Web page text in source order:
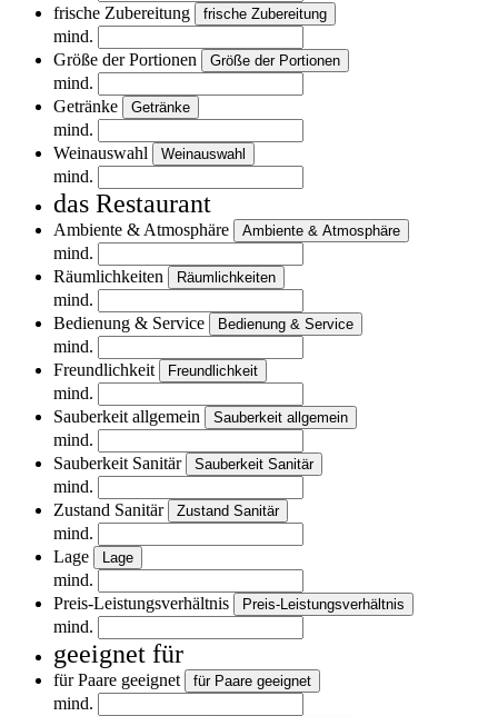
frische Zubereitung
frische Zubereitung
mind.
Größe der Portionen
Größe der Portionen
mind.
Getränke
Getränke
mind.
Weinauswahl
Weinauswahl
mind.
das Restaurant
Ambiente & Atmosphäre Ambiente & Atmosphäre
mind.
Räumlichkeiten
Räumlichkeiten
mind.
Bedienung & Service
Bedienung & Service
mind.
Freundlichkeit
Freundlichkeit
mind.
Sauberkeit allgemein
Sauberkeit allgemein
mind.
Sauberkeit Sanitär
Sauberkeit Sanitär
mind.
Zustand Sanitär
Zustand Sanitär
mind.
Lage
Lage
mind.
Preis-Leistungsverhältnis
Preis-Leistungsverhältnis
mind.
geeignet für
für Paare geeignet für Paare geeignet
mind.